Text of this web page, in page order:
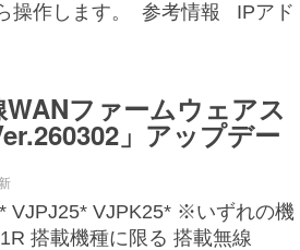
操作します。 参考情報 IPアド
WANファームウェアス
」アップデー
VJPK25* ※いずれの機
搭載機種に限る 搭載無線